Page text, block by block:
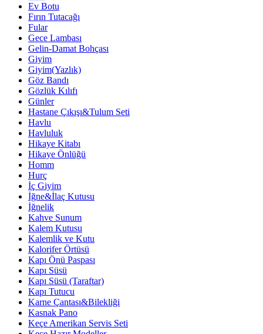
Ev Botu
Fırın Tutacağı
Fular
Gece Lambası
Gelin-Damat Bohçası
Giyim
Giyim(Yazlık)
Göz Bandı
Gözlük Kılıfı
Günler
Hastane Çıkışı&Tulum Seti
Havlu
Havluluk
Hikaye Kitabı
Hikaye Önlüğü
Homm
Hurç
İç Giyim
İğne&İlaç Kutusu
İğnelik
Kahve Sunum
Kalem Kutusu
Kalemlik ve Kutu
Kalorifer Örtüsü
Kapı Önü Paspası
Kapı Süsü
Kapı Süsü (Taraftar)
Kapı Tutucu
Karne Çantası&Bilekliği
Kasnak Pano
Keçe Amerikan Servis Seti